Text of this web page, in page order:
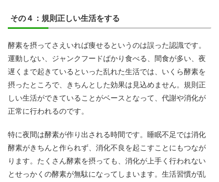
その４：規則正しい生活をする
酵素を摂ってさえいれば痩せるというのは誤った認識です。
運動しない、ジャンクフードばかり食べる、間食が多い、夜
遅くまで起きているといった乱れた生活では、いくら酵素を
摂ったところで、きちんとした効果は見込めません。規則正
しい生活ができていることがベースとなって、代謝や消化が
正常に行われるのです。
特に夜間は酵素が作り出される時間です。睡眠不足では消化
酵素がきちんと作られず、消化不良を起こすことにもつなが
ります。たくさん酵素を摂っても、消化が上手く行われない
とせっかくの酵素が無駄になってしまいます。生活習慣が乱